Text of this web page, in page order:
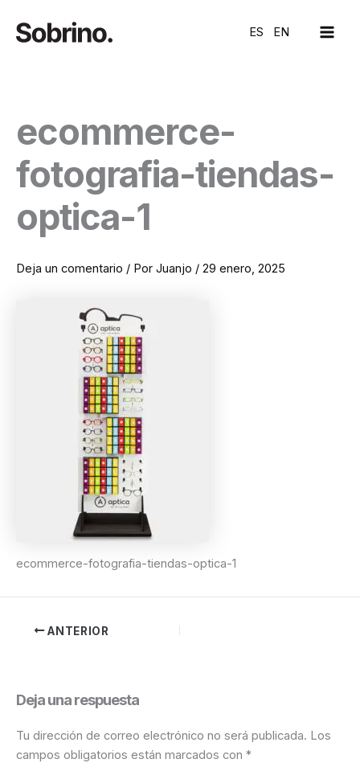
contenido
ES EN
ecommerce-
fotografia-tiendas-
optica-1
Deja un comentario / Por Juanjo / 29 enero, 2025
ecommerce-fotografia-tiendas-optica-1
ANTERIOR
Deja una respuesta
Tu dirección de correo electrónico no será publicada. Los
campos obligatorios están marcados con *